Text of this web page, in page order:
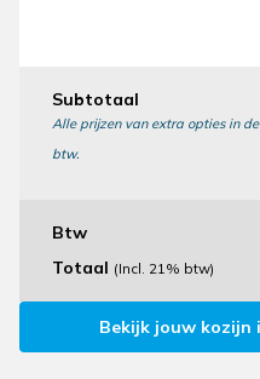
Subtotaal
Alle prijzen van extra opties in
btw.
Btw
Totaal (Incl. 21% btw)
Bekijk jouw kozijn